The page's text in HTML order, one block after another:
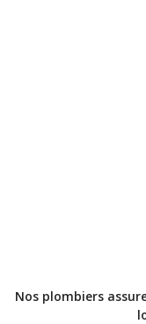
Nos plombiers